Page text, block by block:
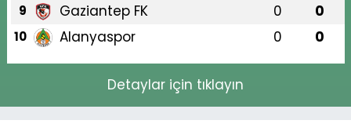
9 Gaziantep FK 0 0
10 Alanyaspor 0 0
Detaylar için tıklayın